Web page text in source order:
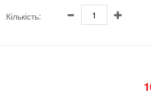
Кількість: